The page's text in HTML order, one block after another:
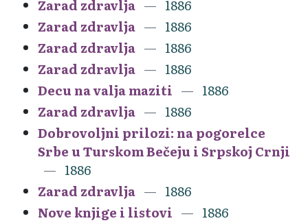
Zarad zdravlja
1886
Zarad zdravlja
1886
Zarad zdravlja
1886
Zarad zdravlja
1886
Decu na valja maziti
1886
Zarad zdravlja
1886
Dobrovoljni prilozi: na pogorelce
Srbe u Turskom Bečeju i Srpskoj Crnji
1886
Zarad zdravlja
1886
Nove knjige i listovi
1886